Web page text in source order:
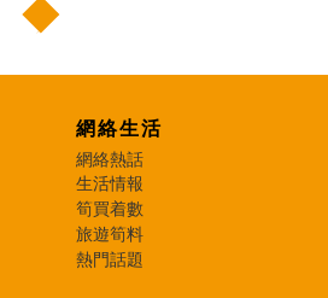
網絡生活
網絡熱話
生活情報
筍買着數
旅遊筍料
熱門話題